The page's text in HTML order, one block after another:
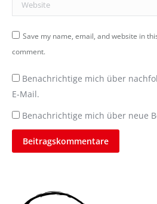
Save my name, email, and website in
comment.
Benachrichtige mich über
E-Mail.
Benachrichtige mich über neue
Beitragskommentare